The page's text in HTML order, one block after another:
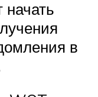
начать
в